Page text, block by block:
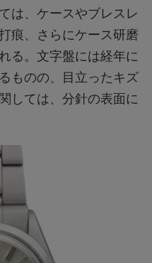
は、ケースやブレスレ
痕、さらにケース研磨
る。文字盤には経年に
ものの、目立ったキズ
しては、分針の表面に